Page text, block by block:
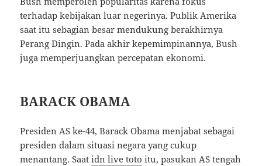
terhadap kebijakan luar negerinya. Publik Amerika
saat itu sebagian besar mendukung berakhirnya
Perang Dingin. Pada akhir kepemimpinannya, Bush
juga memperjuangkan percepatan ekonomi.
BARACK OBAMA
Presiden AS ke-44, Barack Obama menjabat sebagai
presiden dalam situasi negara yang cukup
menantang. Saatidn live toto itu, pasukan AS tengah